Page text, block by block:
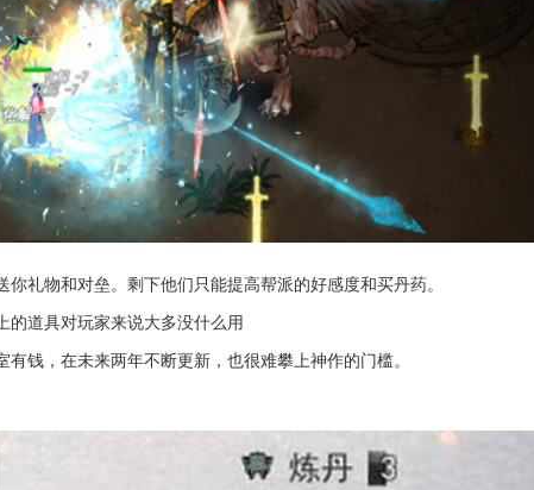
礼物和对垒。剩下他们只能提高帮派的好感度和买丹药。
的道具对玩家来说大多没什么用
钱，在未来两年不断更新，也很难攀上神作的门槛。